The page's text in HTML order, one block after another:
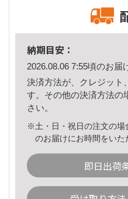
納期目安：
2026.08.06 7:55頃のお届
決済方法が、クレジット
す。その他の決済方法の
さい。
※土・日・祝日の注文の場
のお届けにお時間をいた
即日出荷